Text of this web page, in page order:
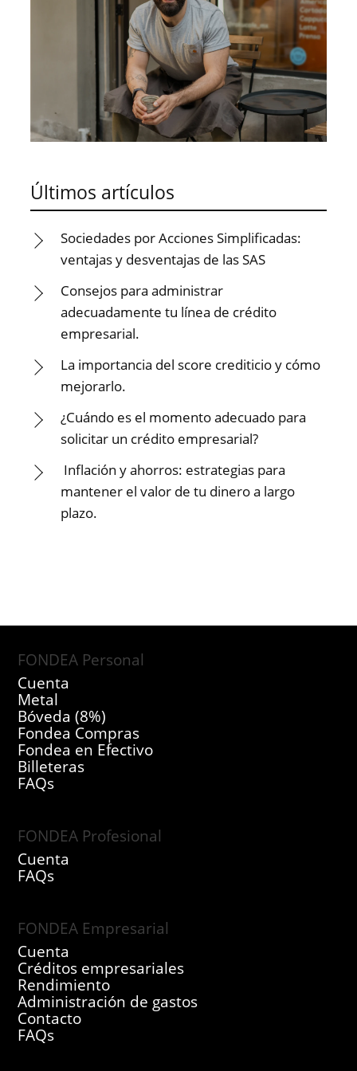
Últimos artículos
Sociedades por Acciones Simplificadas:
ventajas y desventajas de las SAS
Consejos para administrar
adecuadamente tu línea de crédito
empresarial.
La importancia del score crediticio y cómo
mejorarlo.
¿Cuándo es el momento adecuado para
solicitar un crédito empresarial?
Inflación y ahorros: estrategias para
mantener el valor de tu dinero a largo
plazo.
FONDEA Personal
Cuenta
Metal
Bóveda (8%)
Fondea Compras
Fondea en Efectivo
Billeteras
FAQs
FONDEA Profesional
Cuenta
FAQs
FONDEA Empresarial
Cuenta
Créditos empresariales
Rendimiento
Administración de gastos
Contacto
FAQs